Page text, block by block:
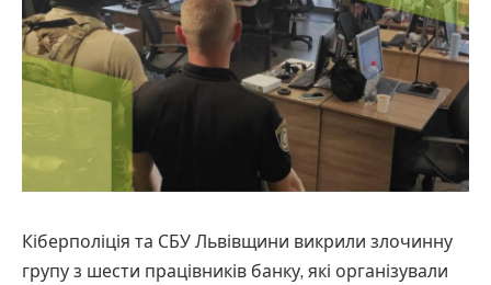
Кіберполіція та СБУ Львівщини викрили злочинну
групу з шести працівників банку, які організували